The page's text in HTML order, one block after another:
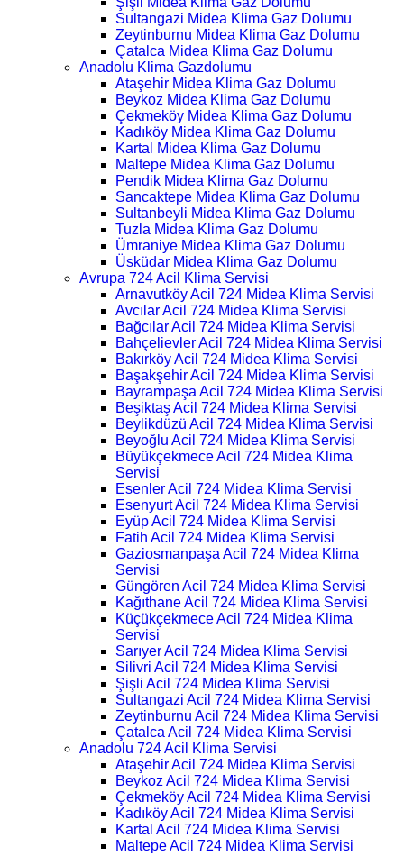
Sultangazi Midea Klima Gaz Dolumu
Zeytinburnu Midea Klima Gaz Dolumu
Çatalca Midea Klima Gaz Dolumu
Anadolu Klima Gazdolumu
Ataşehir Midea Klima Gaz Dolumu
Beykoz Midea Klima Gaz Dolumu
Çekmeköy Midea Klima Gaz Dolumu
Kadıköy Midea Klima Gaz Dolumu
Kartal Midea Klima Gaz Dolumu
Maltepe Midea Klima Gaz Dolumu
Pendik Midea Klima Gaz Dolumu
Sancaktepe Midea Klima Gaz Dolumu
Sultanbeyli Midea Klima Gaz Dolumu
Tuzla Midea Klima Gaz Dolumu
Ümraniye Midea Klima Gaz Dolumu
Üsküdar Midea Klima Gaz Dolumu
Avrupa 724 Acil Klima Servisi
Arnavutköy Acil 724 Midea Klima Servisi
Avcılar Acil 724 Midea Klima Servisi
Bağcılar Acil 724 Midea Klima Servisi
Bahçelievler Acil 724 Midea Klima Servisi
Bakırköy Acil 724 Midea Klima Servisi
Başakşehir Acil 724 Midea Klima Servisi
Bayrampaşa Acil 724 Midea Klima Servisi
Beşiktaş Acil 724 Midea Klima Servisi
Beylikdüzü Acil 724 Midea Klima Servisi
Beyoğlu Acil 724 Midea Klima Servisi
Büyükçekmece Acil 724 Midea Klima
Servisi
Esenler Acil 724 Midea Klima Servisi
Esenyurt Acil 724 Midea Klima Servisi
Eyüp Acil 724 Midea Klima Servisi
Fatih Acil 724 Midea Klima Servisi
Gaziosmanpaşa Acil 724 Midea Klima
Servisi
Güngören Acil 724 Midea Klima Servisi
Kağıthane Acil 724 Midea Klima Servisi
Küçükçekmece Acil 724 Midea Klima
Servisi
Sarıyer Acil 724 Midea Klima Servisi
Silivri Acil 724 Midea Klima Servisi
Şişli Acil 724 Midea Klima Servisi
Sultangazi Acil 724 Midea Klima Servisi
Zeytinburnu Acil 724 Midea Klima Servisi
Çatalca Acil 724 Midea Klima Servisi
Anadolu 724 Acil Klima Servisi
Ataşehir Acil 724 Midea Klima Servisi
Beykoz Acil 724 Midea Klima Servisi
Çekmeköy Acil 724 Midea Klima Servisi
Kadıköy Acil 724 Midea Klima Servisi
Kartal Acil 724 Midea Klima Servisi
Maltepe Acil 724 Midea Klima Servisi